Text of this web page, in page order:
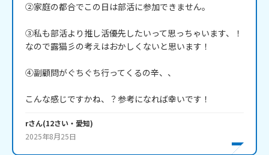
②家庭の都合でこの日は部活に参加できません。
③私も部活より推し活優先したいって思っちゃいます、！
なので露猫彡の考えはおかしくないと思います！
④副顧問がぐちぐち行ってくるの辛、、
こんな感じですかね、？参考になれば幸いです！
rさん(12さい・ 愛知)
2025年8月25日